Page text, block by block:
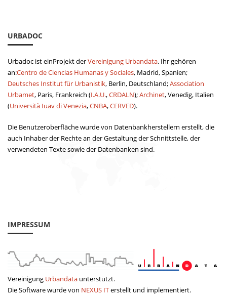
URBADOC
Urbadoc ist einProjekt derVereinigung Urbandata. Ihr gehören
an:Centro de Ciencias Humanas y Sociales, Madrid, Spanien;
Deutsches Institut für Urbanistik, Berlin, Deutschland;Association
Urbamet, Paris, Frankreich (I.A.U.,CRDALN);Archinet, Venedig, Italien
(Università Iuav di Venezia,CNBA,CERVED).
Die Benutzeroberfläche wurde von Datenbankherstellern erstellt, die
auch Inhaber der Rechte an der Gestaltung der Schnittstelle, der
verwendeten Texte sowie der Datenbanken sind.
IMPRESSUM
Vereinigung Urbandata unterstützt.
Die Software wurde von NEXUS ITerstellt und implementiert.